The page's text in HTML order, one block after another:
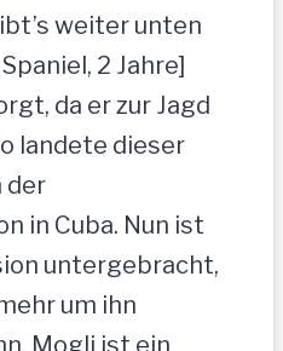
weiter unten
2 Jahre]
da er zur Jagd
landete dieser
der
in Cuba. Nun ist
untergebracht,
um ihn